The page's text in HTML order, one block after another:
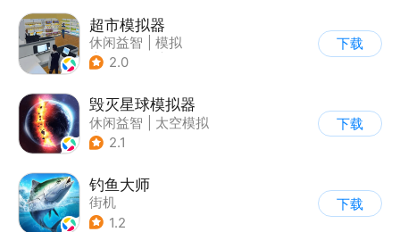
超市模拟器
休闲益智
模拟
| 文字游戏
2.0
下载
毁灭星球模拟器
休闲益智
太空模拟
| 太空
2.1
下载
钓鱼大师
街机
1.2
下载